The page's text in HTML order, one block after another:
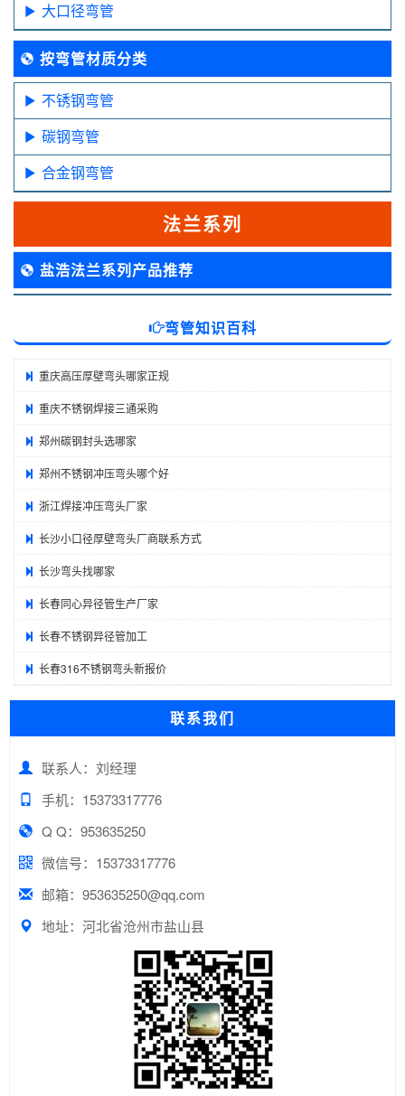
大口径弯管
按弯管材质分类
不锈钢弯管
碳钢弯管
合金钢弯管
法兰系列
盐浩法兰系列产品推荐
弯管知识百科
重庆高压厚壁弯头哪家正规
重庆不锈钢焊接三通采购
郑州碳钢封头选哪家
郑州不锈钢冲压弯头哪个好
浙江焊接冲压弯头厂家
长沙小口径厚壁弯头厂商联系方式
长沙弯头找哪家
长春同心异径管生产厂家
长春不锈钢异径管加工
长春316不锈钢弯头新报价
联系我们
联系人：刘经理
手机：15373317776
Q Q：953635250
微信号：15373317776
邮箱：953635250@qq.com
地址：河北省沧州市盐山县